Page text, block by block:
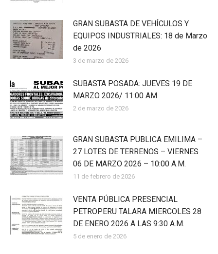
GRAN SUBASTA DE VEHÍCULOS Y
EQUIPOS INDUSTRIALES: 18 de Marzo
de 2026
3 de marzo de 2026
SUBASTA POSADA: JUEVES 19 DE
MARZO 2026/ 11:00 AM
2 de marzo de 2026
GRAN SUBASTA PUBLICA EMILIMA –
27 LOTES DE TERRENOS – VIERNES
06 DE MARZO 2026 – 10:00 A.M.
11 de febrero de 2026
VENTA PÚBLICA PRESENCIAL
PETROPERU TALARA MIERCOLES 28
DE ENERO 2026 A LAS 9:30 A.M.
5 de enero de 2026